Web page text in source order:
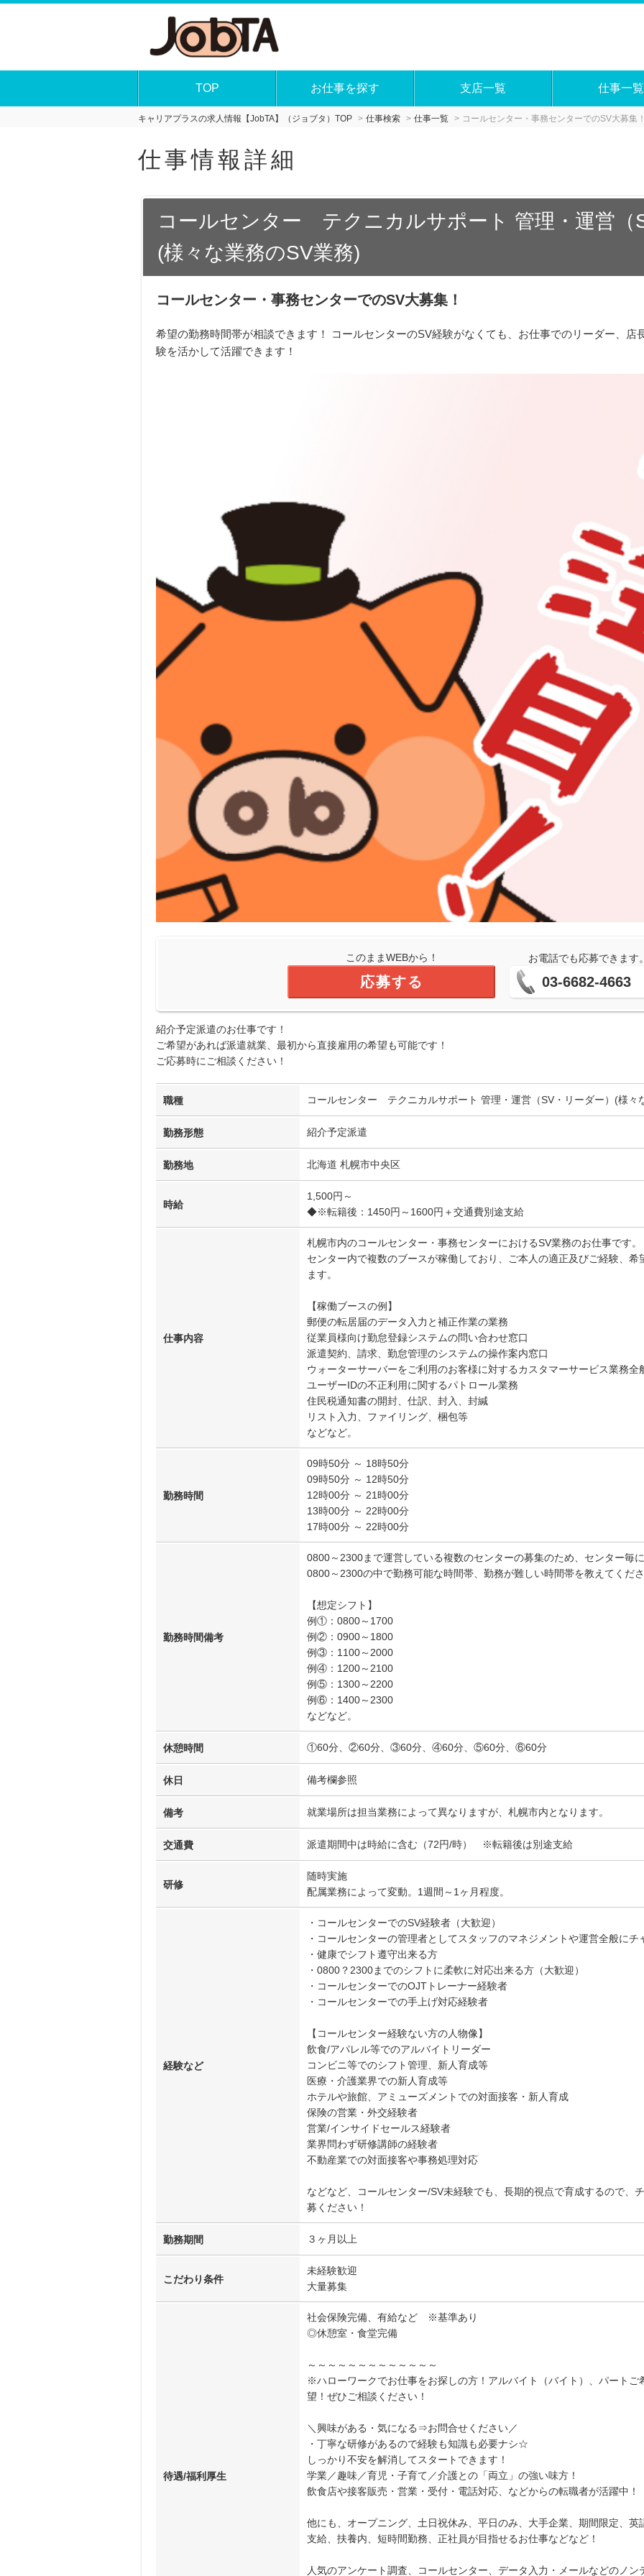
TOP お仕事を探す 支店一覧 仕事一覧
キャリアプラスの求人情報【JobTA】（ジョブタ）TOP 仕事検索 仕事一覧 コールセンター・事務センターでのSV大募集
仕事情報詳細
コールセンター テクニカルサポート 管理・運営（
(様々な業務のSV業務)
コールセンター・事務センターでのSV大募集！
希望の勤務時間帯が相談できます！ コールセンターのSV経験がなくても、お仕事でのリーダー、店
験を活かして活躍できます！
このままWEBから！
応募する
お電話でも応募できます
03-6682-4663
紹介予定派遣のお仕事です！
ご希望があれば派遣就業、最初から直接雇用の希望も可能です！
ご応募時にご相談ください！
職種 コールセンター テクニカルサポート 管理・運営（SV・リーダー）(様々
勤務形態 紹介予定派遣
勤務地 北海道 札幌市中央区
時給
1,500円～
◆※転籍後：1450円～1600円＋交通費別途支給
仕事内容
札幌市内のコールセンター・事務センターにおけるSV業務のお仕事です。
センター内で複数のブースが稼働しており、ご本人の適正及びご経験、
ます。
【稼働ブースの例】
郵便の転居届のデータ入力と補正作業の業務
従業員様向け勤怠登録システムの問い合わせ窓口
派遣契約、請求、勤怠管理のシステムの操作案内窓口
ウォーターサーバーをご利用のお客様に対するカスタマーサービス業務全
ユーザーIDの不正利用に関するパトロール業務
住民税通知書の開封、仕訳、封入、封緘
リスト入力、ファイリング、梱包等
などなど。
勤務時間
09時50分 ～ 18時50分
09時50分 ～ 12時50分
12時00分 ～ 21時00分
13時00分 ～ 22時00分
17時00分 ～ 22時00分
勤務時間備考
0800～2300まで運営している複数のセンターの募集のため、センター毎
0800～2300の中で勤務可能な時間帯、勤務が難しい時間帯を教えてくだ
【想定シフト】
例①：0800～1700
例②：0900～1800
例③：1100～2000
例④：1200～2100
例⑤：1300～2200
例⑥：1400～2300
などなど。
休憩時間 ①60分、②60分、③60分、④60分、⑤60分、⑥60分
休日 備考欄参照
備考 就業場所は担当業務によって異なりますが、札幌市内となります。
交通費 派遣期間中は時給に含む（72円/時） ※転籍後は別途支給
研修
随時実施
配属業務によって変動。1週間～1ヶ月程度。
経験など
・コールセンターでのSV経験者（大歓迎）
・コールセンターの管理者としてスタッフのマネジメントや運営全般に
・健康でシフト遵守出来る方
・0800？2300までのシフトに柔軟に対応出来る方（大歓迎）
・コールセンターでのOJTトレーナー経験者
・コールセンターでの手上げ対応経験者
【コールセンター経験ない方の人物像】
飲食/アパレル等でのアルバイトリーダー
コンビニ等でのシフト管理、新人育成等
医療・介護業界での新人育成等
ホテルや旅館、アミューズメントでの対面接客・新人育成
保険の営業・外交経験者
営業/インサイドセールス経験者
業界問わず研修講師の経験者
不動産業での対面接客や事務処理対応
などなど、コールセンター/SV未経験でも、長期的視点で育成するので、
募ください！
勤務期間 ３ヶ月以上
こだわり条件
未経験歓迎
大量募集
待遇/福利厚生
社会保険完備、有給など ※基準あり
◎休憩室・食堂完備
～～～～～～～～～～～～～
※ハローワークでお仕事をお探しの方！アルバイト（バイト）、パートご
望！ぜひご相談ください！
＼興味がある・気になる⇒お問合せください／
・丁寧な研修があるので経験も知識も必要ナシ☆
しっかり不安を解消してスタートできます！
学業／趣味／育児・子育て／介護との「両立」の強い味方！
飲食店や接客販売・営業・受付・電話対応、などからの転職者が活躍中！
他にも、オープニング、土日祝休み、平日のみ、大手企業、期間限定、
支給、扶養内、短時間勤務、正社員が目指せるお仕事などなど！
人気のアンケート調査、コールセンター、データ入力・メールなどのノ